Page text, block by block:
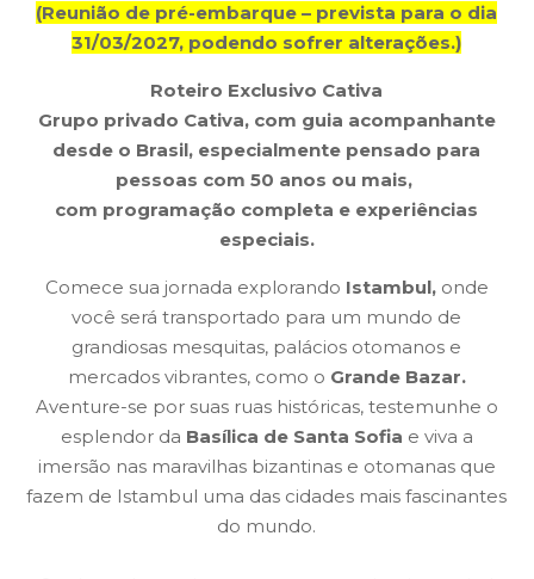
(Reunião de pré-embarque – prevista para o dia
31/03/2027, podendo sofrer alterações.)
Roteiro Exclusivo Cativa
Grupo privado Cativa, com guia acompanhante
desde o Brasil, especialmente pensado para
pessoas com 50 anos ou mais,
com programação completa e experiências
especiais.
Comece sua jornada explorando Istambul,onde
você será transportado para um mundo de
grandiosas mesquitas, palácios otomanos e
mercados vibrantes, como o Grande Bazar.
Aventure-se por suas ruas históricas, testemunhe o
esplendor da Basílica de Santa Sofia e viva a
imersão nas maravilhas bizantinas e otomanas que
fazem de Istambul uma das cidades mais fascinantes
do mundo.